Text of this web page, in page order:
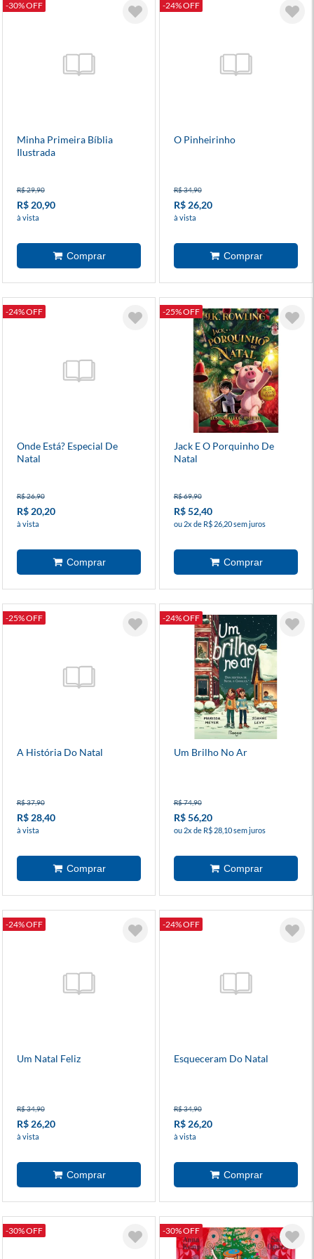
-30% OFF
Minha Primeira Bíblia
Ilustrada
R$ 29,90
R$ 20,90
à vista
-24% OFF
O Pinheirinho
R$ 34,90
R$ 26,20
à vista
-24% OFF
Onde Está? Especial De
Natal
R$ 26,90
R$ 20,20
à vista
-25% OFF
Jack E O Porquinho De
Natal
R$ 69,90
R$ 52,40
ou 2x de R$ 26,20 sem juros
-25% OFF
A História Do Natal
R$ 37,90
R$ 28,40
à vista
-24% OFF
Um Brilho No Ar
R$ 74,90
R$ 56,20
ou 2x de R$ 28,10 sem juros
-24% OFF
Um Natal Feliz
R$ 34,90
R$ 26,20
à vista
-24% OFF
Esqueceram Do Natal
R$ 34,90
R$ 26,20
à vista
-30% OFF -30% OFF